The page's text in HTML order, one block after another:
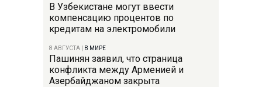
В Узбекистане могут ввести
компенсацию процентов по
кредитам на электромобили
8 АВГУСТА В МИРЕ
Пашинян заявил, что страница
конфликта между Арменией и
Азербайджаном закрыта